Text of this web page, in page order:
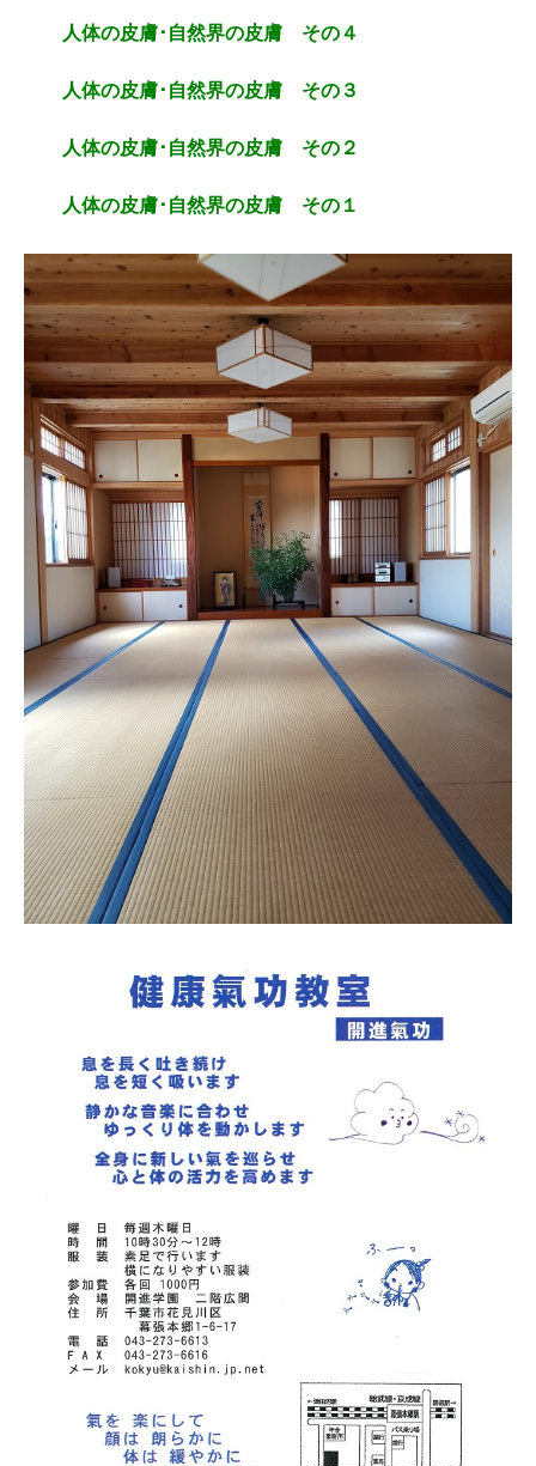
人体の皮膚･自然界の皮膚 その４
人体の皮膚･自然界の皮膚 その３
人体の皮膚･自然界の皮膚 その２
人体の皮膚･自然界の皮膚 その１